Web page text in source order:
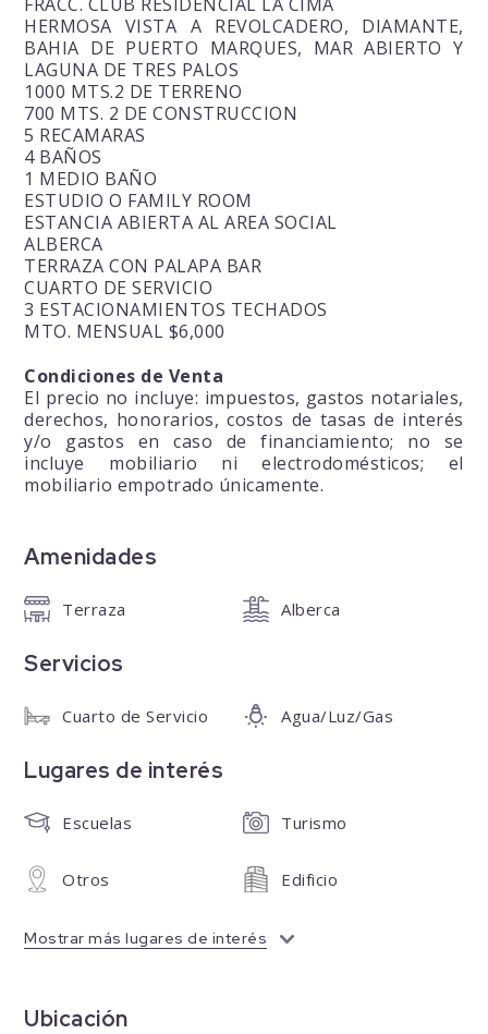
HERMOSA VISTA A REVOLCADERO, DIAMANTE,
BAHIA DE PUERTO MARQUES, MAR ABIERTO Y
LAGUNA DE TRES PALOS
1000 MTS.2 DE TERRENO
700 MTS. 2 DE CONSTRUCCION
5 RECAMARAS
4 BAÑOS
1 MEDIO BAÑO
ESTUDIO O FAMILY ROOM
ESTANCIA ABIERTA AL AREA SOCIAL
ALBERCA
TERRAZA CON PALAPA BAR
CUARTO DE SERVICIO
3 ESTACIONAMIENTOS TECHADOS
MTO. MENSUAL $6,000
Condiciones de Venta
El precio no incluye: impuestos, gastos notariales,
derechos, honorarios, costos de tasas de interés
y/o gastos en caso de financiamiento; no se
incluye mobiliario ni electrodomésticos; el
mobiliario empotrado únicamente.
Amenidades
Terraza Alberca
Servicios
Cuarto de Servicio Agua/Luz/Gas
Lugares de interés
Escuelas Turismo
Otros Edificio
Mostrar más lugares de interés
Ubicación